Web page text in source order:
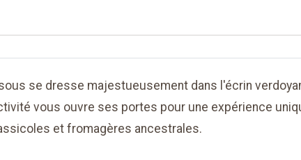
se dresse majestueusement dans l'écrin
vous ouvre ses portes pour une expérience
et fromagères ancestrales.